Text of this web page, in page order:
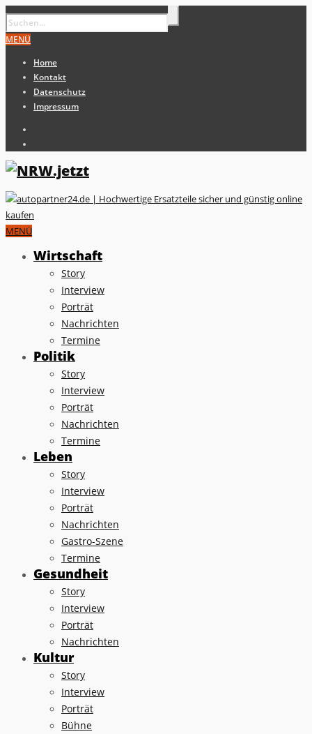
MENÜ
Home
Kontakt
Datenschutz
Impressum
MENÜ
Wirtschaft
Story
Interview
Porträt
Nachrichten
Termine
Politik
Story
Interview
Porträt
Nachrichten
Termine
Leben
Story
Interview
Porträt
Nachrichten
Gastro-Szene
Termine
Gesundheit
Story
Interview
Porträt
Nachrichten
Kultur
Story
Interview
Porträt
Bühne